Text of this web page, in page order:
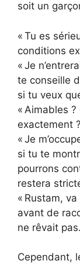
soit un
« Tu es
conditions
« Je
te conseille
si tu veux
« Aimables
exactement
« Je
si tu te
pourrons
restera
« Rustam,
avant de
ne rêvait pas.
Cependant,